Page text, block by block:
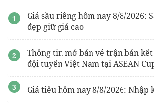
Giá sầu riêng hôm nay 8/8/2026:
đẹp giữ giá cao
Thông tin mở bán vé trận bán
đội tuyển Việt Nam tại ASEAN
Giá tiêu hôm nay 8/8/2026: Nhập